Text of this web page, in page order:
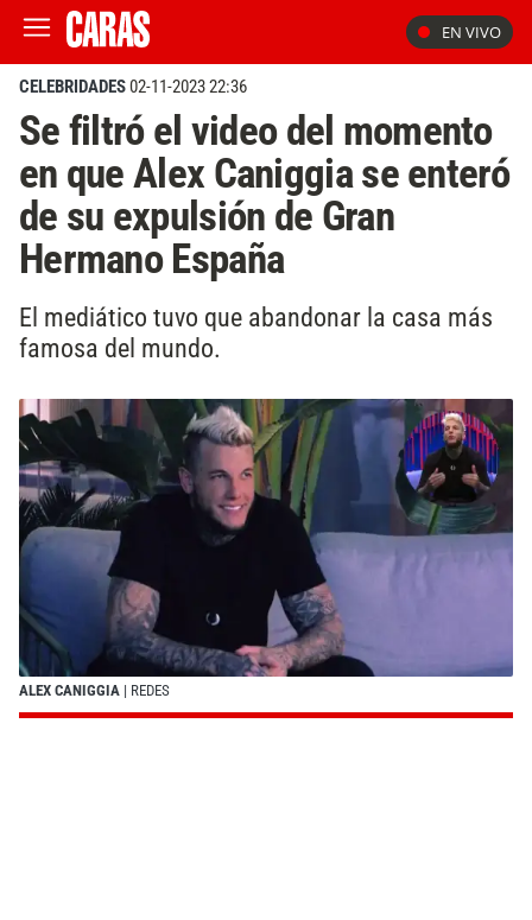
EN VIVO
CELEBRIDADES02-11-2023 22:36
Se filtró el video del momento
en que Alex Caniggia se enteró
de su expulsión de Gran
Hermano España
El mediático tuvo que abandonar la casa más
famosa del mundo.
ALEX CANIGGIA | REDES